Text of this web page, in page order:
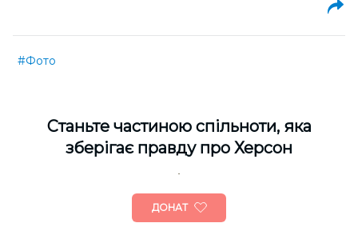
#Фото
Cтаньте частиною спільноти, яка
зберігає правду про Херсон
ДОНАТ